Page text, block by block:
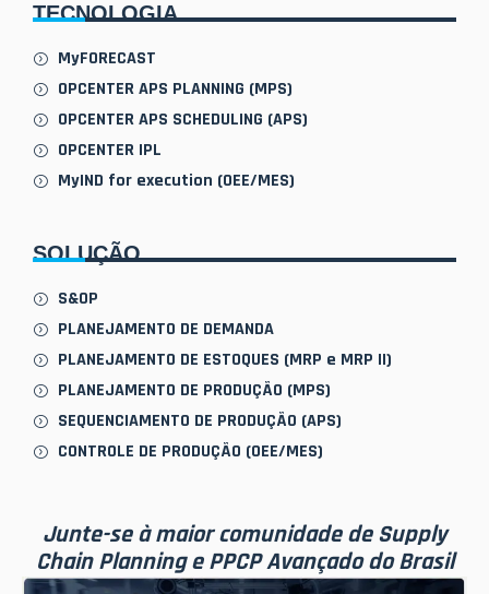
TECNOLOGIA
MyFORECAST
OPCENTER APS PLANNING (MPS)
OPCENTER APS SCHEDULING (APS)
OPCENTER IPL
MyIND for execution (OEE/MES)
SOLUÇÃO
S&OP
PLANEJAMENTO DE DEMANDA
PLANEJAMENTO DE ESTOQUES (MRP e MRP II)
PLANEJAMENTO DE PRODUÇÃO (MPS)
SEQUENCIAMENTO DE PRODUÇÃO (APS)
CONTROLE DE PRODUÇÃO (OEE/MES)
Junte-se à maior comunidade de Supply
Chain Planning e PPCP Avançado do Brasil